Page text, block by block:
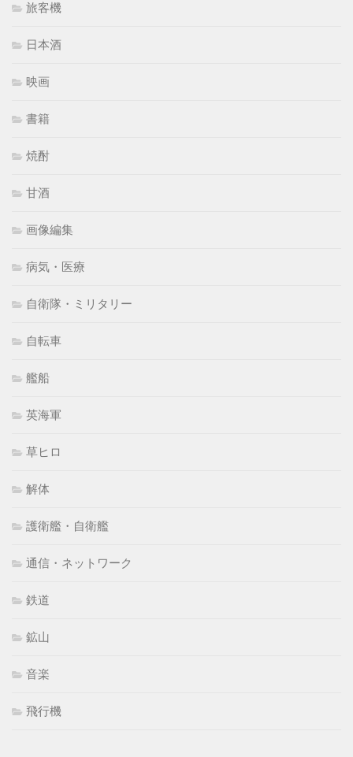
旅客機
日本酒
映画
書籍
焼酎
甘酒
画像編集
病気・医療
自衛隊・ミリタリー
自転車
艦船
英海軍
草ヒロ
解体
護衛艦・自衛艦
通信・ネットワーク
鉄道
鉱山
音楽
飛行機